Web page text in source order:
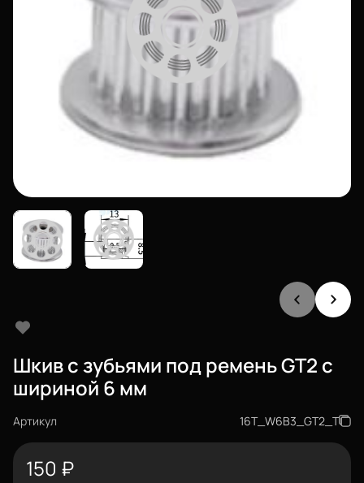
Шкив с зубьями под ремень GT2 c
шириной 6 мм
Артикул 16T_W6B3_GT2_T
150 ₽